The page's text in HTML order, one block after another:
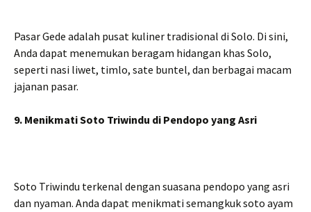
Pasar Gede adalah pusat kuliner tradisional di Solo. Di sini,
Anda dapat menemukan beragam hidangan khas Solo,
seperti nasi liwet, timlo, sate buntel, dan berbagai macam
jajanan pasar.
9. Menikmati Soto Triwindu di Pendopo yang Asri
Soto Triwindu terkenal dengan suasana pendopo yang asri
dan nyaman. Anda dapat menikmati semangkuk soto ayam